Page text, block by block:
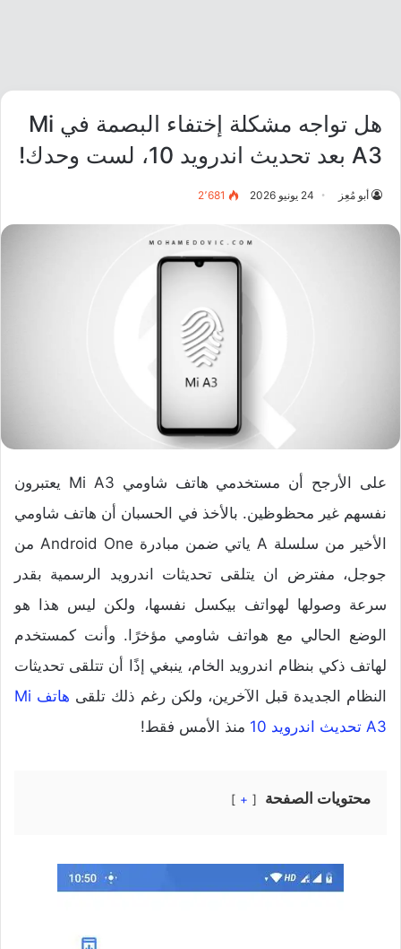
هل تواجه مشكلة إختفاء البصمة في Mi
A3 بعد تحديث اندرويد 10، لست وحدك!
أبو مُعِز 24 يونيو 2026 2٬681
على الأرجح أن مستخدمي هاتف شاومي Mi A3 يعتبرون
نفسهم غير محظوظين. بالأخذ في الحسبان أن هاتف شاومي
الأخير من سلسلة A ياتي ضمن مبادرة Android One من
جوجل، مفترض ان يتلقى تحديثات اندرويد الرسمية بقدر
سرعة وصولها لهواتف بيكسل نفسها، ولكن ليس هذا هو
الوضع الحالي مع هواتف شاومي مؤخرًا. وأنت كمستخدم
لهاتف ذكي بنظام اندرويد الخام، ينبغي إذًا أن تتلقى تحديثات
النظام الجديدة قبل الآخرين، ولكن رغم ذلك تلقى
هاتف Mi
A3 تحديث اندرويد 10
منذ الأمس فقط!
محتويات الصفحة +